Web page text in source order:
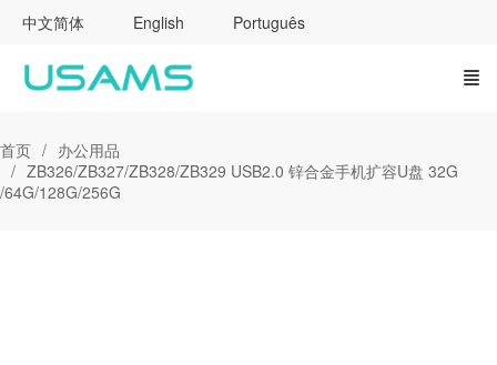
中文简体 English Português
首页
办公用品
ZB326/ZB327/ZB328/ZB329 USB2.0 锌合金手机扩容U盘 32G
/64G/128G/256G